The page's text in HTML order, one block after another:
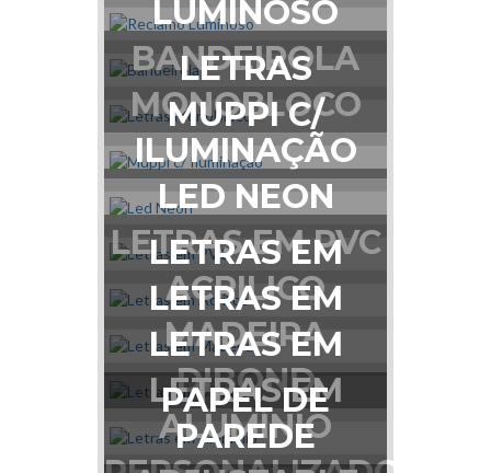
LUMINOSO
BANDEIROLA
LETRAS
MONOBLOCO
MUPPI C/
ILUMINAÇÃO
LED NEON
LETRAS EM PVC
LETRAS EM
ACRILICO
LETRAS EM
MADEIRA
LETRAS EM
DIBOND
LETRAS EM
ALUMÍNIO
PAPEL DE
PAREDE